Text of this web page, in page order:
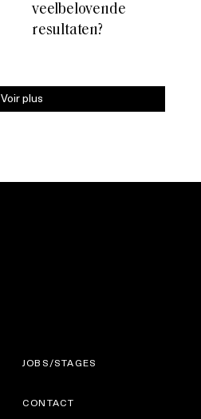
veelbelovende
resultaten?
Voir plus
JOBS/STAGES
CONTACT